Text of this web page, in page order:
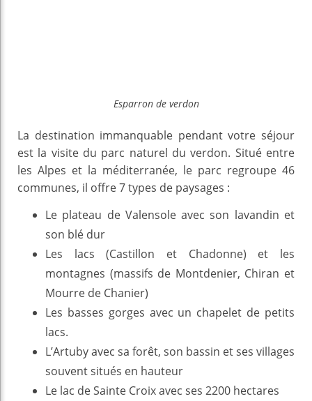
Esparron de verdon
La destination immanquable pendant votre séjour
est la visite du parc naturel du verdon. Situé entre
les Alpes et la méditerranée, le parc regroupe 46
communes, il offre 7 types de paysages :
Le plateau de Valensole avec son lavandin et
son blé dur
Les lacs (Castillon et Chadonne) et les
montagnes (massifs de Montdenier, Chiran et
Mourre de Chanier)
Les basses gorges avec un chapelet de petits
lacs.
L’Artuby avec sa forêt, son bassin et ses villages
souvent situés en hauteur
Le lac de Sainte Croix avec ses 2200 hectares